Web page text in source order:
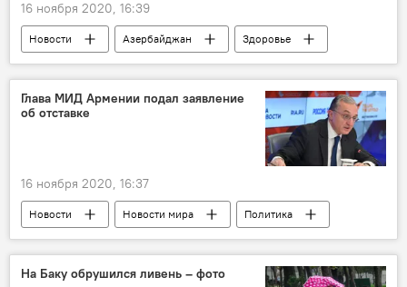
16 ноября 2020, 16:39
Новости Азербайджан
Здоровье
ЖИЗНЬ
Коронавирус
Статистика
Кабинет министров АР
Глава МИД Армении подал заявление
об отставке
16 ноября 2020, 16:37
Новости Новости мира
Политика
Карабах
Зограб Мнацаканян
Отставка
На Баку обрушился ливень – фото